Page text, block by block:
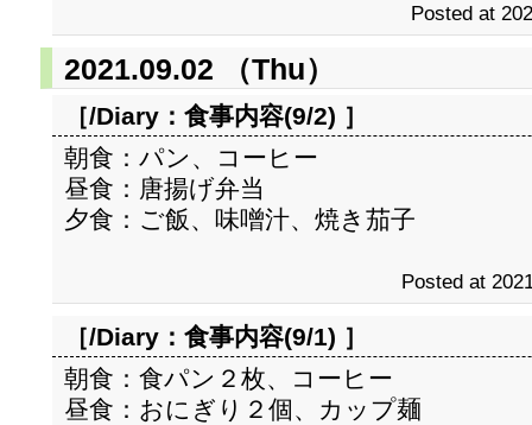
Posted at
2021.09.02 （Thu）
［/Diary： 食事内容(9/2) ］
朝食：パン、コーヒー
昼食：唐揚げ弁当
夕食：ご飯、味噌汁、焼き茄子
Posted at
［/Diary： 食事内容(9/1) ］
朝食：食パン２枚、コーヒー
昼食：おにぎり２個、カップ麺